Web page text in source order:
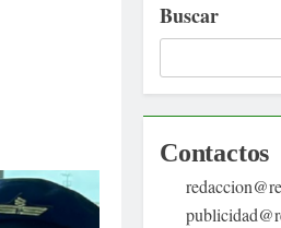
Buscar
Contactos